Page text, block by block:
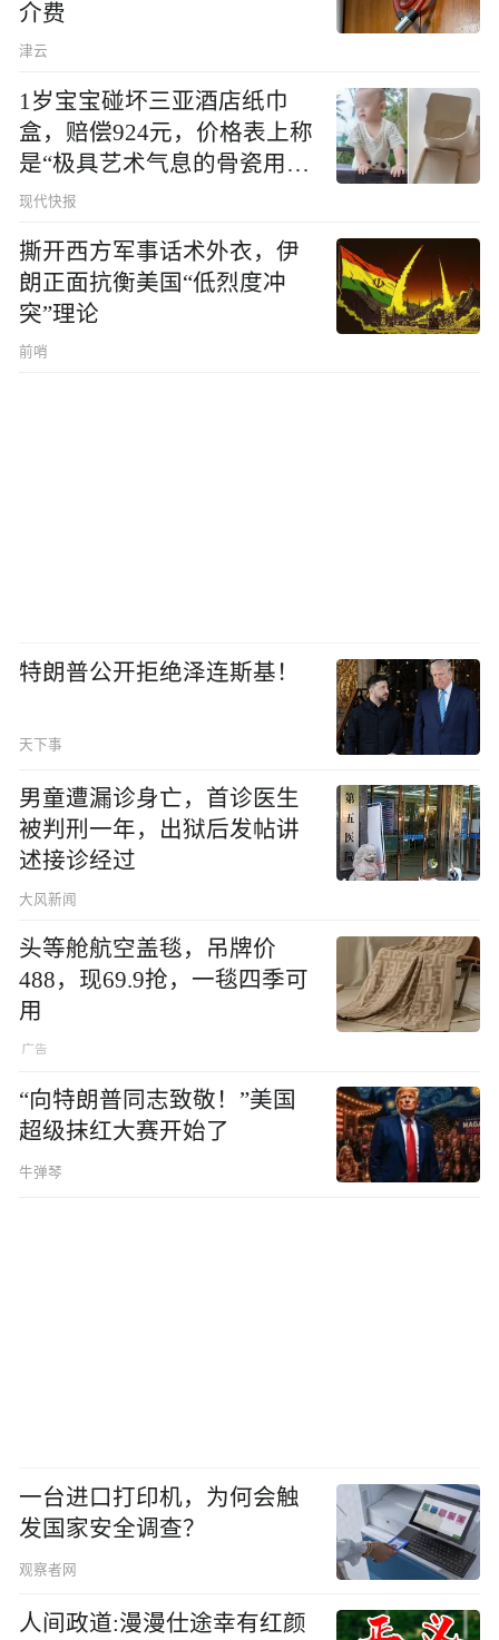
介费
津云
1岁宝宝碰坏三亚酒店纸巾
盒，赔偿924元，价格表上称
是“极具艺术气息的骨瓷用
品”
现代快报
撕开西方军事话术外衣，伊
朗正面抗衡美国“低烈度冲
突”理论
前哨
特朗普公开拒绝泽连斯基！
天下事
男童遭漏诊身亡，首诊医生
被判刑一年，出狱后发帖讲
述接诊经过
大风新闻
头等舱航空盖毯，吊牌价
488，现69.9抢，一毯四季可
用
“向特朗普同志致敬！”美国
超级抹红大赛开始了
牛弹琴
一台进口打印机，为何会触
发国家安全调查？
观察者网
人间政道:漫漫仕途幸有红颜